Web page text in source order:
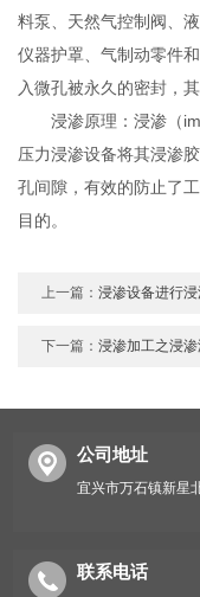
料泵、天然气控制阀、
仪器护罩、气制动零件
入微孔被永久的密封，
浸渗原理：浸渗（
压力浸渗设备将其浸渗
孔间隙，有效的防止了
目的。
上一篇：浸渗设备进行
下一篇：浸渗加工之浸
公司地址
宜兴市万石镇新星
联系电话